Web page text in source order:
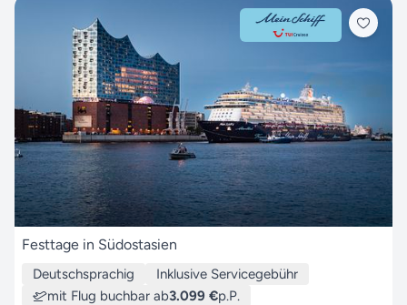
Festtage in Südostasien
Deutschsprachig
Inklusive Servicegebühr
mit Flug buchbar ab3.099 €p.P.